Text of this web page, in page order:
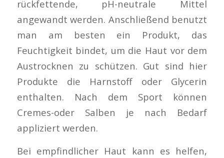
rückfettende, pH-neutrale Mittel
angewandt werden. Anschließend benutzt
man am besten ein Produkt, das
Feuchtigkeit bindet, um die Haut vor dem
Austrocknen zu schützen. Gut sind hier
Produkte die Harnstoff oder Glycerin
enthalten. Nach dem Sport können
Cremes-oder Salben je nach Bedarf
appliziert werden.
Bei empfindlicher Haut kann es helfen,